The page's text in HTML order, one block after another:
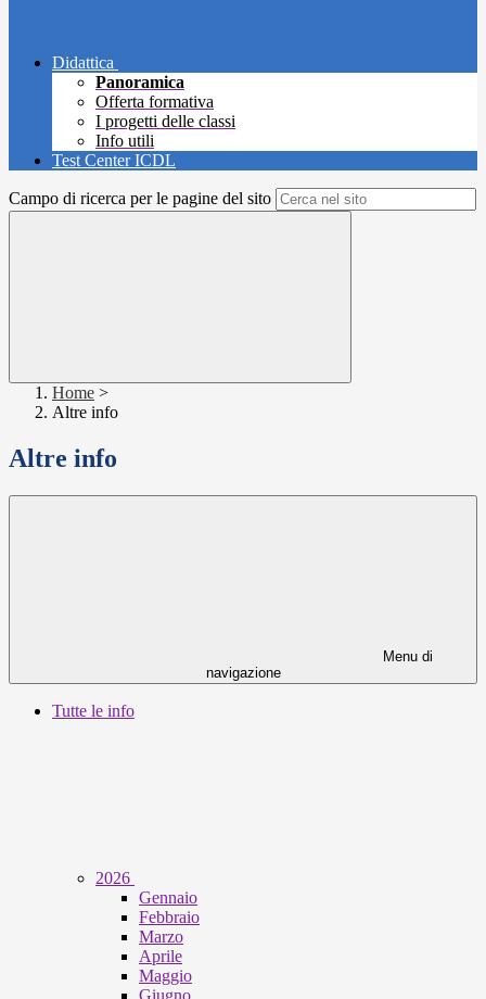
Didattica
Panoramica
Offerta formativa
I progetti delle classi
Info utili
Test Center ICDL
Campo di ricerca per le pagine del sito
Home >
Altre info
Altre info
Menu di
navigazione
Tutte le info
2026
Gennaio
Febbraio
Marzo
Aprile
Maggio